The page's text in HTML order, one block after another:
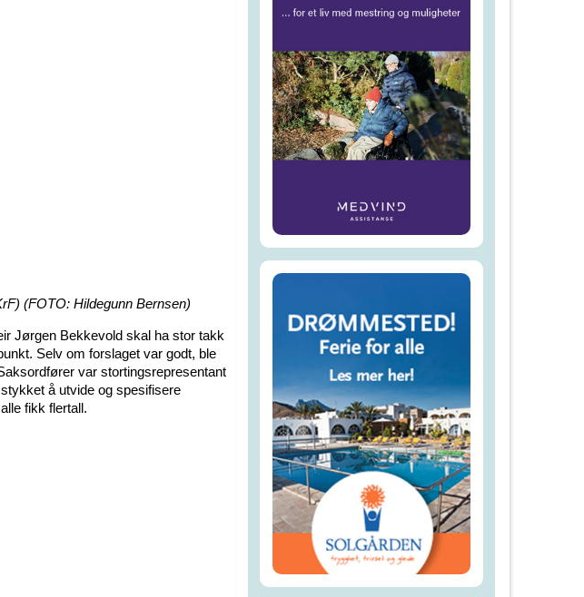
(FOTO: Hildegunn Bernsen)
Jørgen Bekkevold skal ha stor takk
Selv om forslaget var godt, ble
var stortingsrepresentant
å utvide og spesifisere
fikk flertall.